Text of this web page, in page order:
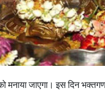
मनाया जाएगा। इस दिन